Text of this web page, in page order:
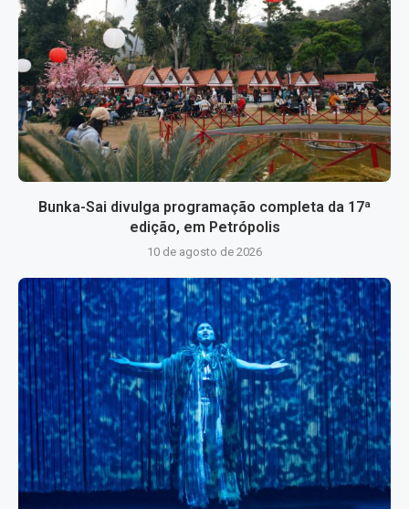
Bunka-Sai divulga programação completa da 17ª
edição, em Petrópolis
10 de agosto de 2026